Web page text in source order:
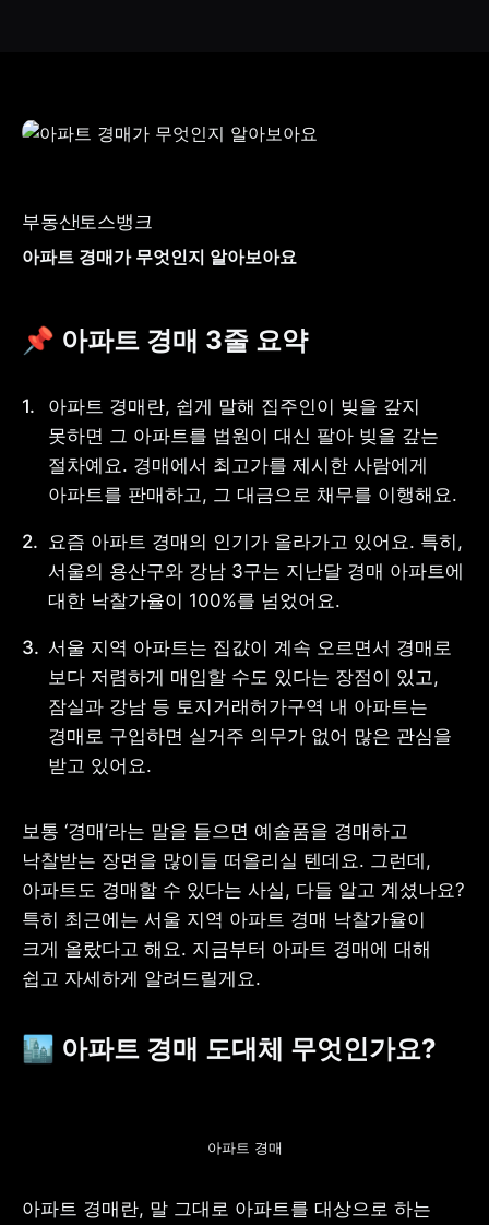
사업자 등록번호 : 462-86-01671
테헤란로 131, 13층 (역삼동,
한국지식재산센터)
대표 : 이은미
고객센터
전화 : 1661-7654(24시간 연중무휴)
해외전화 : +82-2-6975-9000
개인정보
처리방침
신용정보활용체제
이용자유의사항
보호금융상품등록부
상품공시실
공지사항
준법제보
외부채널
경영공시
직원 고충 접수
채널
부동산 토스뱅크
아파트 경매가 무엇인지 알아보아요
📌 아파트 경매 3줄 요약
아파트 경매란, 쉽게 말해 집주인이 빚을 갚지
못하면 그 아파트를 법원이 대신 팔아 빚을 갚는
절차예요. 경매에서 최고가를 제시한 사람에게
아파트를 판매하고, 그 대금으로 채무를 이행해요.
요즘 아파트 경매의 인기가 올라가고 있어요. 특히,
서울의 용산구와 강남 3구는 지난달 경매 아파트에
대한 낙찰가율이 100%를 넘었어요.
서울 지역 아파트는 집값이 계속 오르면서 경매로
보다 저렴하게 매입할 수도 있다는 장점이 있고,
잠실과 강남 등 토지거래허가구역 내 아파트는
경매로 구입하면 실거주 의무가 없어 많은 관심을
받고 있어요.
보통 ‘경매’라는 말을 들으면 예술품을 경매하고
낙찰받는 장면을 많이들 떠올리실 텐데요. 그런데,
아파트도 경매할 수 있다는 사실, 다들 알고 계셨나요?
특히 최근에는 서울 지역 아파트 경매 낙찰가율이
크게 올랐다고 해요. 지금부터 아파트 경매에 대해
쉽고 자세하게 알려드릴게요.
🏙 아파트 경매 도대체 무엇인가요?
아파트 경매
아파트 경매란, 말 그대로 아파트를 대상으로 하는